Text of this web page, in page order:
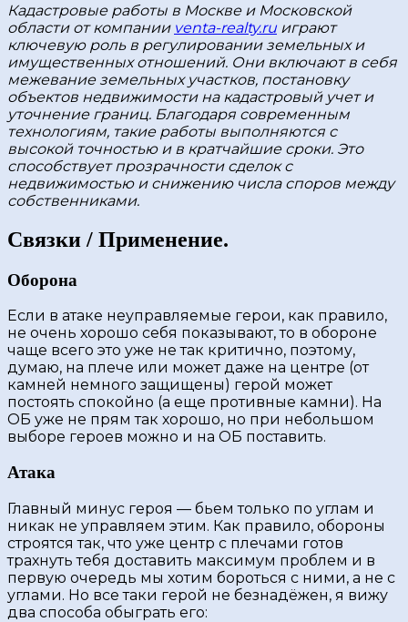
Кадастровые работы в Москве и Московской
области от компании venta-realty.ru играют
ключевую роль в регулировании земельных и
имущественных отношений. Они включают в себя
межевание земельных участков, постановку
объектов недвижимости на кадастровый учет и
уточнение границ. Благодаря современным
технологиям, такие работы выполняются с
высокой точностью и в кратчайшие сроки. Это
способствует прозрачности сделок с
недвижимостью и снижению числа споров между
собственниками.
Связки / Применение.
Оборона
Если в атаке неуправляемые герои, как правило,
не очень хорошо себя показывают, то в обороне
чаще всего это уже не так критично, поэтому,
думаю, на плече или может даже на центре (от
камней немного защищены) герой может
постоять спокойно (а еще противные камни). На
ОБ уже не прям так хорошо, но при небольшом
выборе героев можно и на ОБ поставить.
Атака
Главный минус героя — бьем только по углам и
никак не управляем этим. Как правило, обороны
строятся так, что уже центр с плечами готов
трахнуть тебя доставить максимум проблем и в
первую очередь мы хотим бороться с ними, а не с
углами. Но все таки герой не безнадёжен, я вижу
два способа обыграть его: